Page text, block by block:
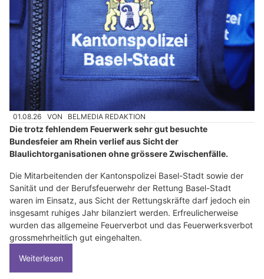
01.08.26 VON BELMEDIA REDAKTION
Die trotz fehlendem Feuerwerk sehr gut besuchte
Bundesfeier am Rhein verlief aus Sicht der
Blaulichtorganisationen ohne grössere Zwischenfälle.
Die Mitarbeitenden der Kantonspolizei Basel-Stadt sowie der
Sanität und der Berufsfeuerwehr der Rettung Basel-Stadt
waren im Einsatz, aus Sicht der Rettungskräfte darf jedoch ein
insgesamt ruhiges Jahr bilanziert werden. Erfreulicherweise
wurden das allgemeine Feuerverbot und das Feuerwerksverbot
grossmehrheitlich gut eingehalten.
Weiterlesen